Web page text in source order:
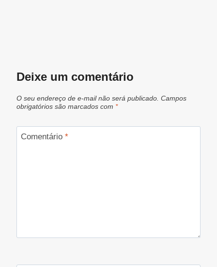
Deixe um comentário
O seu endereço de e-mail não será publicado. Campos
obrigatórios são marcados com *
Comentário *